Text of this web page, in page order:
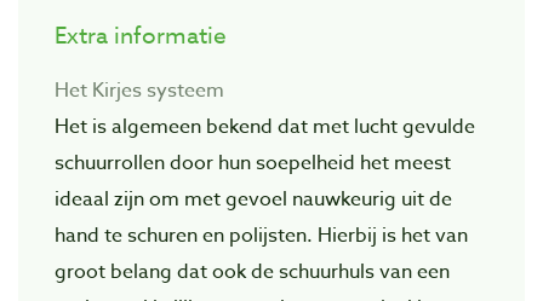
Extra informatie
Het Kirjes systeem
Het is algemeen bekend dat met lucht gevulde
schuurrollen door hun soepelheid het meest
ideaal zijn om met gevoel nauwkeurig uit de
hand te schuren en polijsten. Hierbij is het van
groot belang dat ook de schuurhuls van een